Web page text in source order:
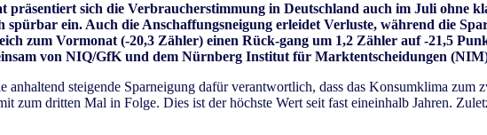
präsentiert sich die Verbraucherstimmung in Deutschland auch im Juli ohne
ein. Auch die Anschaffungsneigung erleidet Verluste, während die
zum Vormonat (-20,3 Zähler) einen Rück-gang um 1,2 Zähler auf -21,5
von NIQ/GfK und dem Nürnberg Institut für Marktentscheidungen
anhaltend steigende Sparneigung dafür verantwortlich, dass das Konsumklima
zum dritten Mal in Folge. Dies ist der höchste Wert seit fast eineinhalb Jahren.